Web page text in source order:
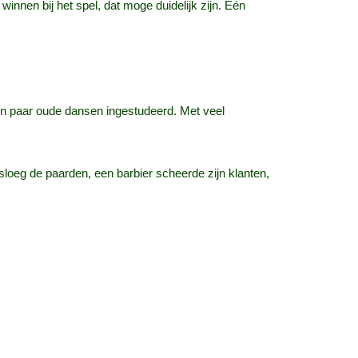
bij het spel, dat moge duidelijk zijn. Eén
paar oude dansen ingestudeerd. Met veel
de paarden, een barbier scheerde zijn klanten,